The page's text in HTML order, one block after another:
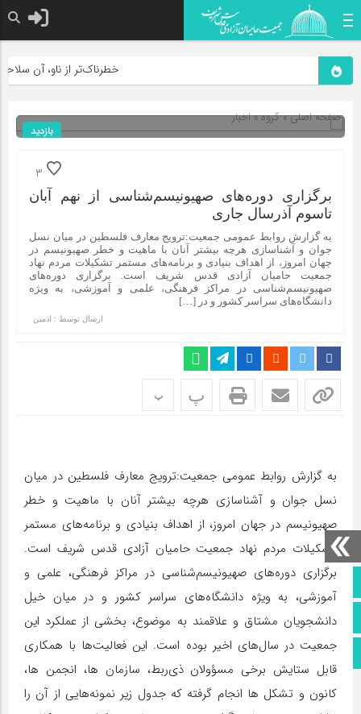
صفحه نخست
تماس با ما
اطلاعات سایت
خطرناک‌تر از ناو، آن
صفحه اصلی» گروه »اخبار
بازدید
3
برگزاری دوره‌های صهیونیسم‌شناسی از نهم آبان
تاسوم آذرسال جاری
به گزارش روابط عمومی جمعیت:ترویج معارف فلسطین در میان نسل
جوان و آشناسازی هرچه بیشتر آنان با ماهیت و خطر صهیونیسم در
جهان امروز، از اهداف بنیادی و برنامه‌های مستمر تشكیلات مردم نهاد
جمعیت حامیان آزادی قدس شریف است. برگزاری دوره‌های
صهیونیسم‌شناسی در مراكز فرهنگی، علمی و آموزشی، به ویژه
دانشگاه‌های سراسر كشور و در […]
ارسال توسط : ادمین
پ پ
به گزارش روابط عمومی جمعیت:ترویج معارف فلسطین در میان
نسل جوان و آشناسازی هرچه بیشتر آنان با ماهیت و خطر
صهیونیسم در جهان امروز، از اهداف بنیادی و برنامه‌های مستمر
تشكیلات مردم نهاد جمعیت حامیان آزادی قدس شریف است.
برگزاری دوره‌های صهیونیسم‌شناسی در مراكز فرهنگی، علمی و
آموزشی، به ویژه دانشگاه‌های سراسر كشور و در میان خیل
دانشجویان مشتاق و علاقمند به موضوع، بخشی از عملكرد این
جمعیت در سال‌های اخیر بوده است. این فعالیت‌ها با همكاری
قابل ستایش برخی مسؤولان ذی‌ربط، سازمان ها، انجمن ها،
كانون و تشكل ها انجام گرفته كه جدول زیر نمونه‌هایی از آن را